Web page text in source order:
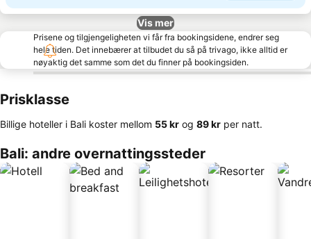
Vis mer
Prisene og tilgjengeligheten vi får fra bookingsidene, endrer seg
hele tiden. Det innebærer at tilbudet du så på trivago, ikke alltid er
nøyaktig det samme som det du finner på bookingsiden.
Prisklasse
Billige hoteller i Bali koster mellom ‎55 kr og ‎89 kr per natt.
Bali: andre overnattingssteder